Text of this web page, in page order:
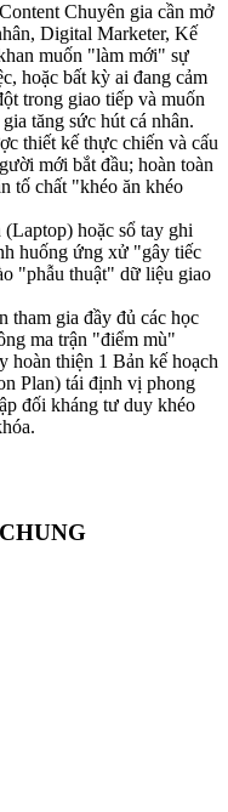
Chuyên gia cần mở
Digital Marketer, Kế
muốn "làm mới" sự
hoặc bất kỳ ai đang cảm
trong giao tiếp và muốn
tăng sức hút cá nhân.
thiết kế thực chiến và cấu
mới bắt đầu; hoàn toàn
tố chất "khéo ăn khéo
hoặc sổ tay ghi
huống ứng xử "gây tiếc
"phẫu thuật" dữ liệu giao
tham gia đầy đủ các học
ma trận "điểm mù"
hoàn thiện 1 Bản kế hoạch
Plan) tái định vị phong
đối kháng tư duy khéo